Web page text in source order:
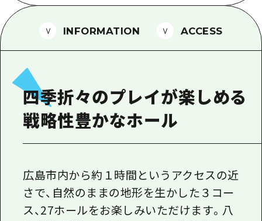
2泊3日
観光案内所
広島県を訪れる外国人旅行者向け情報一
ボランティアガイド
ガイドブック
広島県の魅力を動画でご紹介！
メディア掲載情報
フォトダウンロード
INFORMATION ACCESS
四季折々のプレイが楽しめる
戦略性豊かなホール
広島市内から約１時間というアクセスの近
さで、自然のままの地形を生かした３コー
ス、27ホールをお楽しみいただけます。八